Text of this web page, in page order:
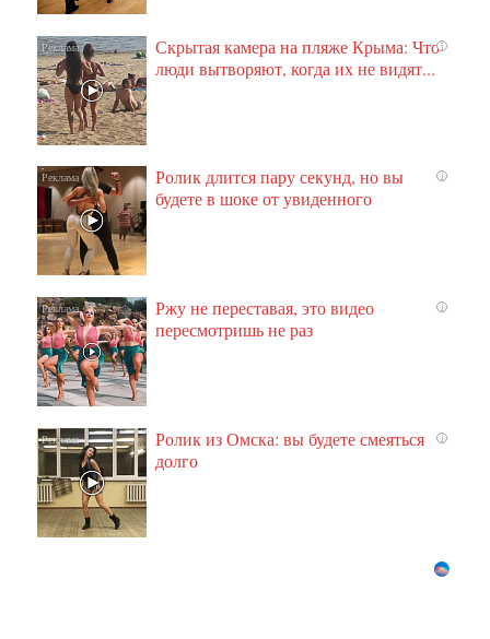
i
Скрытая камера на пляже Крыма: Что
люди вытворяют, когда их не видят...
i
Ролик длится пару секунд, но вы
будете в шоке от увиденного
i
Ржу не переставая, это видео
пересмотришь не раз
i
Ролик из Омска: вы будете смеяться
долго